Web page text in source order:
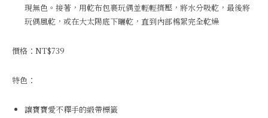
現無色。接著，用乾布包裹玩偶並輕輕擠壓，將水分吸乾，最後將
玩偶風乾，或在大太陽底下曬乾，直到內部棉絮完全乾燥
價格：NT$739
特色：
讓寶寶愛不釋手的緞帶標籤